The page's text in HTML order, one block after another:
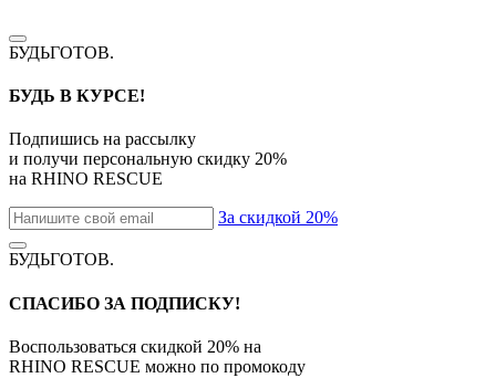
БУДЬГОТОВ.
БУДЬ В КУРСЕ!
Подпишись на рассылку
и получи персональную скидку 20%
на RHINO RESCUE
За скидкой 20%
БУДЬГОТОВ.
СПАСИБО ЗА ПОДПИСКУ!
Воспользоваться скидкой 20% на
RHINO RESCUE можно по промокоду